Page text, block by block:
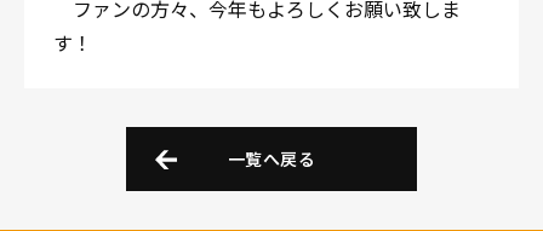
ファンの方々、今年もよろしくお願い致しま
す！
一覧へ戻る